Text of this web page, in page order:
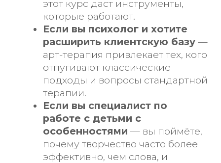
: специалисты, освоившие её,
становятся незаменимыми и
зарабатывают выше среднего
уровня.
Дети часто блокируют словесный
контакт из-за тревоги.Арт-терапия
— это способ обойти
психологические защиты через
движение открывают то, что
ребёнок не может или боится
сказать. И вы, как специалист,
получаете доступ к глубинным
переживаниям без сопротивления.
Не нужно подстраиваться под
на дорогу:обучайтесь онлайн,
прямо из дома.